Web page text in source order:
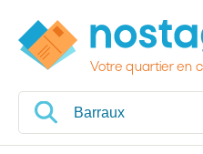
Votre quartier en